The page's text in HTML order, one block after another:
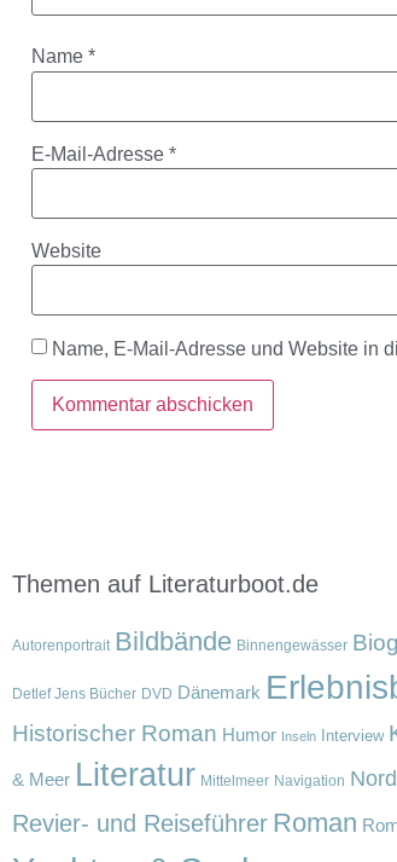
Name *
E-Mail-Adresse *
Website
Name, E-Mail-Adresse und Website in
Themen auf Literaturboot.de
Autorenportrait Bildbände Binnengewässer
Detlef Jens Bücher DVD Dänemark
Historischer Roman Humor Inseln Interview
& Meer Literatur Mittelmeer Navigation
Revier- und Reiseführer Roman